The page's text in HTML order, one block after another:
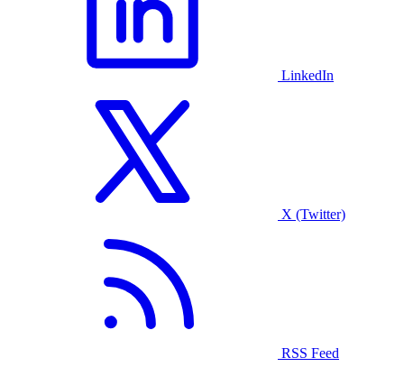
LinkedIn
X (Twitter)
RSS Feed